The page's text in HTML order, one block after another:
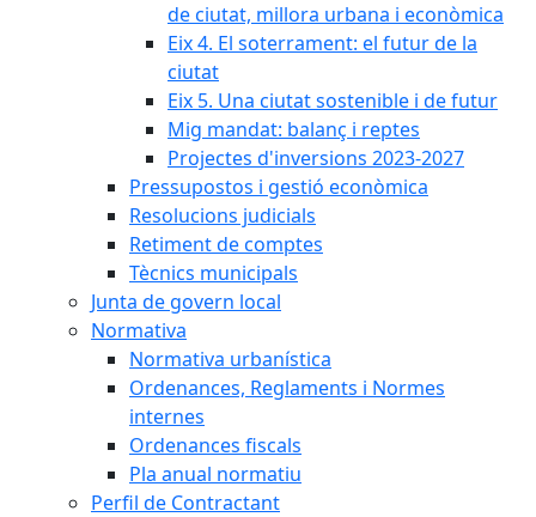
de ciutat, millora urbana i econòmica
Eix 4. El soterrament: el futur de la
ciutat
Eix 5. Una ciutat sostenible i de futur
Mig mandat: balanç i reptes
Projectes d'inversions 2023-2027
Pressupostos i gestió econòmica
Resolucions judicials
Retiment de comptes
Tècnics municipals
Junta de govern local
Normativa
Normativa urbanística
Ordenances, Reglaments i Normes
internes
Ordenances fiscals
Pla anual normatiu
Perfil de Contractant